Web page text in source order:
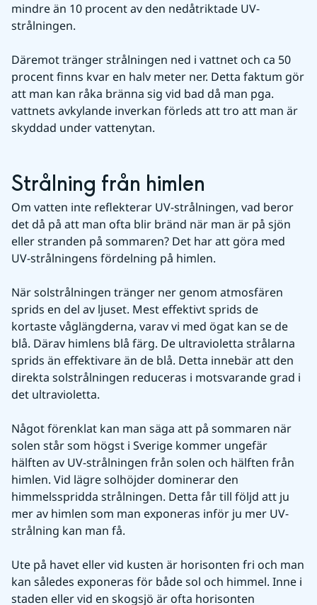
mindre än 10 procent av den nedåtriktade UV-
strålningen.
Däremot tränger strålningen ned i vattnet och ca 50
procent finns kvar en halv meter ner. Detta faktum gör
att man kan råka bränna sig vid bad då man pga.
vattnets avkylande inverkan förleds att tro att man är
skyddad under vattenytan.
Strålning från himlen
Om vatten inte reflekterar UV-strålningen, vad beror
det då på att man ofta blir bränd när man är på sjön
eller stranden på sommaren? Det har att göra med
UV-strålningens fördelning på himlen.
När solstrålningen tränger ner genom atmosfären
sprids en del av ljuset. Mest effektivt sprids de
kortaste våglängderna, varav vi med ögat kan se de
blå. Därav himlens blå färg. De ultravioletta strålarna
sprids än effektivare än de blå. Detta innebär att den
direkta solstrålningen reduceras i motsvarande grad i
det ultravioletta.
Något förenklat kan man säga att på sommaren när
solen står som högst i Sverige kommer ungefär
hälften av UV-strålningen från solen och hälften från
himlen. Vid lägre solhöjder dominerar den
himmelsspridda strålningen. Detta får till följd att ju
mer av himlen som man exponeras inför ju mer UV-
strålning kan man få.
Ute på havet eller vid kusten är horisonten fri och man
kan således exponeras för både sol och himmel. Inne i
staden eller vid en skogsjö är ofta horisonten